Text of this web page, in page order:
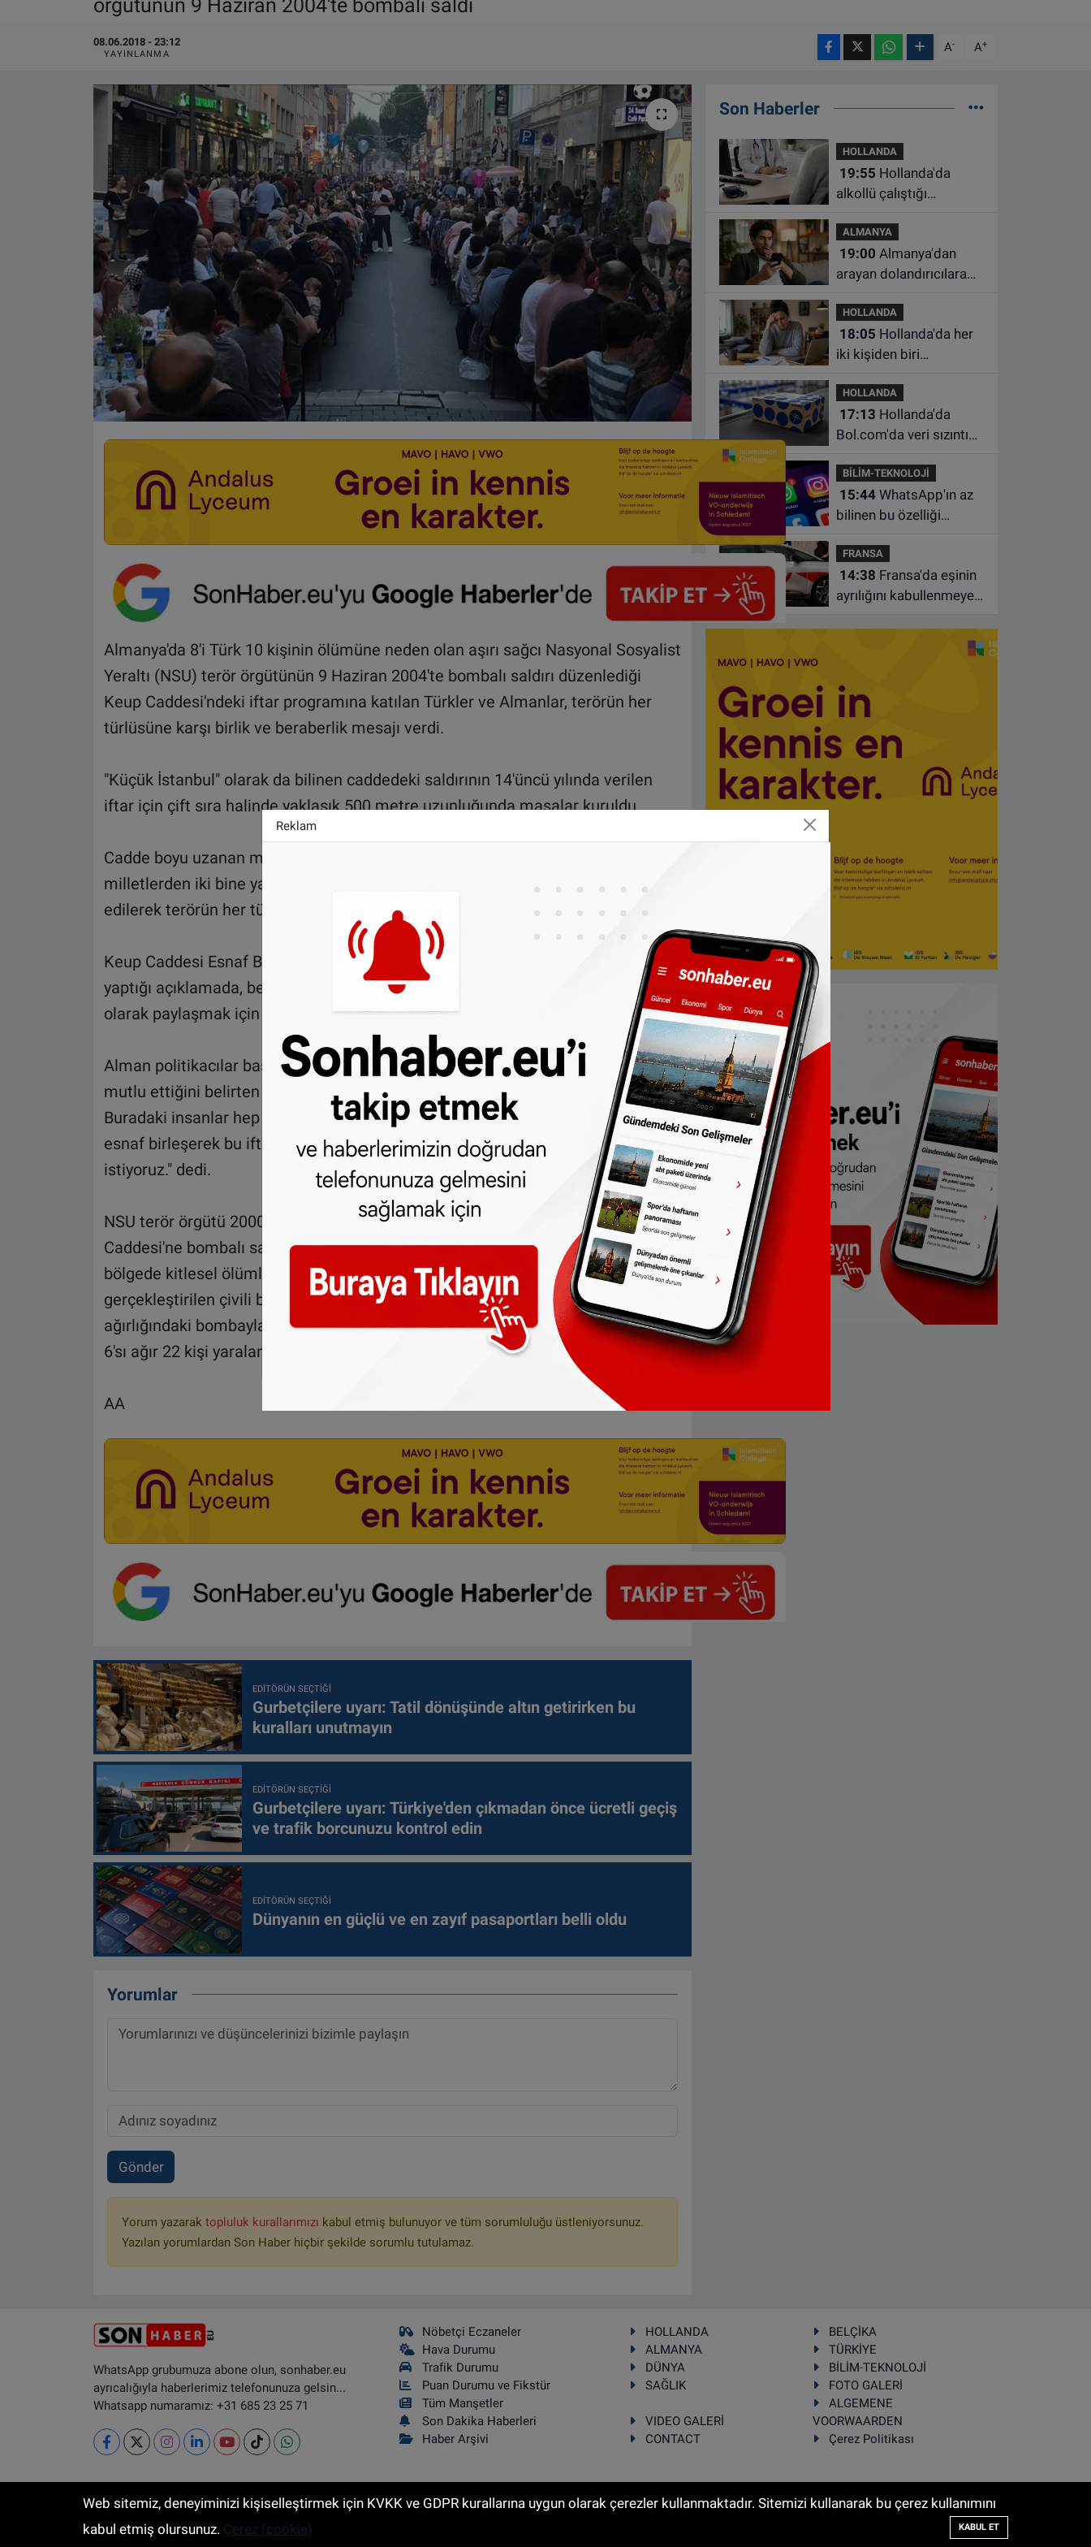
örgütünün 9 Haziran 2004'te bombalı saldı
08.06.2018 - 23:12
YAYINLANMA A- A+
Almanya'da 8'i Türk 10 kişinin ölümüne neden olan aşırı sağcı Nasyonal Sosyalist
Yeraltı (NSU) terör örgütünün 9 Haziran 2004'te bombalı saldırı düzenlediği
Keup Caddesi'ndeki iftar programına katılan Türkler ve Almanlar, terörün her
türlüsüne karşı birlik ve beraberlik mesajı verdi.
"Küçük İstanbul" olarak da bilinen caddedeki saldırının 14'üncü yılında verilen
iftar için çift sıra halinde yaklaşık 500 metre uzunluğunda masalar kuruldu.
Cadde boyu uzanan masalarda, Türklerin yanı sıra Almanlar ve diğer
milletlerden iki bine yakın kişinin katıldığı etkinlikte hep bir ağızdan dualar
edilerek terörün her türlüsü lanetlendi.
Keup Caddesi Esnaf Birliği Başkanı Meral Şahin, iftar öncesi AA muhabirine
yaptığı açıklamada, beraber yaşadıkları toplumla yedikleri ekmeği sembolik
olarak paylaşmak için 4 yıldır bu iftarı düzenlediklerini söyledi.
Alman politikacılar başta olmak üzere iftara gösterilen büyük ilginin kendilerini
mutlu ettiğini belirten Şahin, "Bombalama olayının ardından zor yıllar geçirdik.
Buradaki insanlar hep birlikte terör ve şiddetin her türlüsünü lanetliyoruz. Tüm
esnaf birleşerek bu iftarı düzenledik ve her yıl geleneksel olarak düzenlemek
istiyoruz." dedi.
NSU terör örgütü 2000-2007 yıllarında işlediği ırkçı cinayetlerin yanı sıra Keup
Caddesi'ne bombalı saldırı düzenleyerek, Türklerin yoğun olarak yaşadığı bu
bölgede kitlesel ölümler planlamıştı. NSU tarafından 9 Haziran 2004 tarihinde
gerçekleştirilen çivili bomba saldırısında ölen olmamış ancak 5,5 kilogram
ağırlığındaki bombayla etrafa saçılan yaklaşık 700 çivinin isabet etmesi sonucu
6'sı ağır 22 kişi yaralanmıştı.
AA
EDITÖRÜN SEÇTIĞI
Gurbetçilere uyarı: Tatil dönüşünde altın getirirken bu
kuralları unutmayın
EDITÖRÜN SEÇTIĞI
Gurbetçilere uyarı: Türkiye'den çıkmadan önce ücretli geçiş
ve trafik borcunuzu kontrol edin
EDITÖRÜN SEÇTIĞI
Dünyanın en güçlü ve en zayıf pasaportları belli oldu
Yorumlar
Gönder
Yorum yazarak topluluk kurallarımızı kabul etmiş bulunuyor ve tüm sorumluluğu üstleniyorsunuz.
Yazılan yorumlardan Son Haber hiçbir şekilde sorumlu tutulamaz.
Son Haberler
HOLLANDA
19:55
alkollü çalıştığı
çalışma yasağı
ALMANYA
19:00
arayan dolandırıcılara
HOLLANDA
18:05
iki kişiden biri
HOLLANDA
17:13
Bol.com'da veri sızıntısı:
geçirilmiş olabilir
BİLİM-TEKNOLOJİ
15:44WhatsApp'ın az
bilinen bu özelliği
hale getiriyor
FRANSA
14:38
ayrılığını kabullenmeyen
WhatsApp grubumuza abone olun, sonhaber.eu
ayrıcalığıyla haberlerimiz telefonunuza gelsin...
Whatsapp numaramız: +31 685 23 25 71
Nöbetçi Eczaneler
Hava Durumu
Trafik Durumu
Puan Durumu ve Fikstür
Tüm Manşetler
Son Dakika Haberleri
Haber Arşivi
HOLLANDA
BELÇİKA
ALMANYA
TÜRKİYE
DÜNYA
BİLİM-TEKNOLOJİ
SAĞLIK
FOTO GALERİ
VIDEO GALERİ
ALGEMENE
VOORWAARDEN
CONTACT
Çerez Politikası
RSS Copyright © 2025 Sonhaber.eu Her hakkı saklıdır. TE Bilişim
Web sitemiz, deneyiminizi kişiselleştirmek için KVKK ve GDPR kurallarına uygun olarak çerezler kullanmaktadır. Sitemizi kullanarak bu çerez kullanımını
kabul etmiş olursunuz. Çerez (cookie) KABUL ET
Çerez Politikası
Reklam